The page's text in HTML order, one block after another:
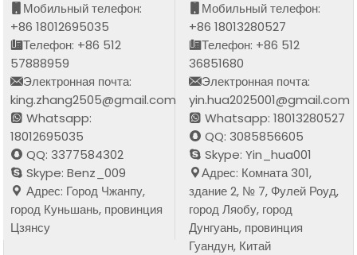
Мобильный телефон:
+86 18012695035
Телефон: +86 512
57888959
Электронная почта:
king.zhang2505@gmail.com
Whatsapp:
18012695035
QQ: 3377584302
Skype: Benz_009
Адрес: Город Чжанпу,
город Куньшань, провинция
Цзянсу
Мобильный телефон:
+86 18013280527
Телефон: +86 512
36851680
Электронная почта:
yin.hua2025001@gmail.com
Whatsapp: 18013280527
QQ: 3085856605
Skype: Yin_hua001
Адрес: Комната 301,
здание 2, № 7, Фулей Роуд,
город Ляобу, город
Дунгуань, провинция
Гуандун, Китай